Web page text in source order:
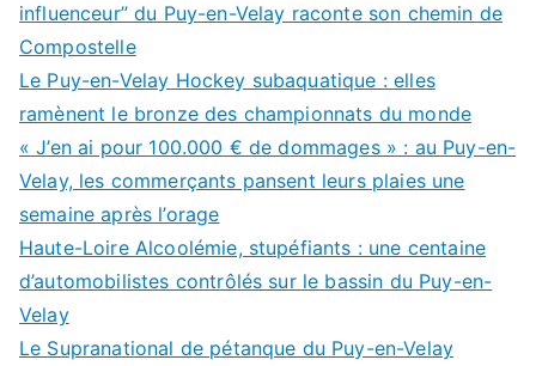
influenceur” du Puy-en-Velay raconte son chemin de
Compostelle
Le Puy-en-Velay Hockey subaquatique : elles
ramènent le bronze des championnats du monde
« J’en ai pour 100.000 € de dommages » : au Puy-en-
Velay, les commerçants pansent leurs plaies une
semaine après l’orage
Haute-Loire Alcoolémie, stupéfiants : une centaine
d’automobilistes contrôlés sur le bassin du Puy-en-
Velay
Le Supranational de pétanque du Puy-en-Velay